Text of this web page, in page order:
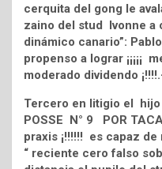
cerquita del gong le
zaino del stud Ivonne a
dinámico canario”:
propenso a lograr ¡¡¡¡¡
moderado dividendo
Tercero en litigio el
POSSE N° 9 POR
praxis ¡!!!!!! es capaz
“ reciente cero falso